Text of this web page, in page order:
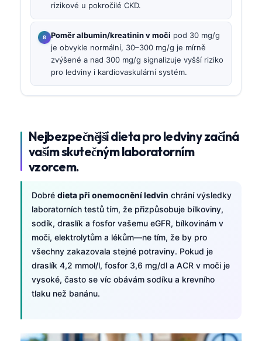
rizikové u pokročilé CKD.
Poměr albumin/kreatinin v moči pod 30 mg/g
je obvykle normální, 30–300 mg/g je mírně
zvýšené a nad 300 mg/g signalizuje vyšší riziko
pro ledviny i kardiovaskulární systém.
Nejbezpečnější dieta pro ledviny začíná
vaším skutečným laboratorním
vzorcem.
Dobré dieta při onemocnění ledvin chrání výsledky
laboratorních testů tím, že přizpůsobuje bílkoviny,
sodík, draslík a fosfor vašemu eGFR, bílkovinám v
moči, elektrolytům a lékům—ne tím, že by pro
všechny zakazovala stejné potraviny. Pokud je
draslík 4,2 mmol/l, fosfor 3,6 mg/dl a ACR v moči je
vysoké, často se víc obávám sodíku a krevního
tlaku než banánu.